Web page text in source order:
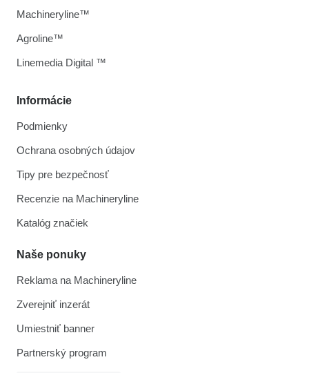
Informácie
Podmienky
Ochrana osobných údajov
Tipy pre bezpečnosť
Recenzie na Machineryline
Katalóg značiek
Naše ponuky
Reklama na Machineryline
Zverejniť inzerát
Umiestniť banner
Partnerský program
Machineryline™
Agroline™
Linemedia Digital ™